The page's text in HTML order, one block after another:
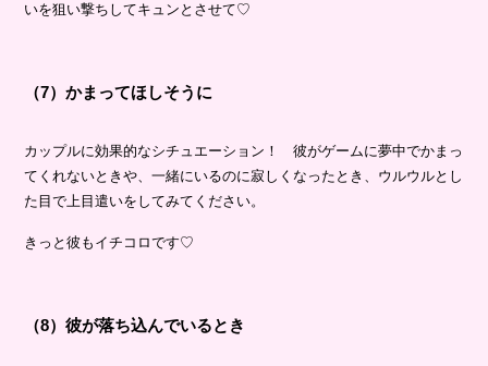
いを狙い撃ちしてキュンとさせて♡
（7）かまってほしそうに
カップルに効果的なシチュエーション！ 彼がゲームに夢中でかまっ
てくれないときや、一緒にいるのに寂しくなったとき、ウルウルとし
た目で上目遣いをしてみてください。
きっと彼もイチコロです♡
（8）彼が落ち込んでいるとき